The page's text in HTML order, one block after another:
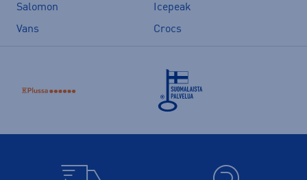
Salomon
Icepeak
Vans
Crocs